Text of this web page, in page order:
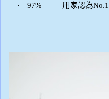
·
97% 用家認為No.1